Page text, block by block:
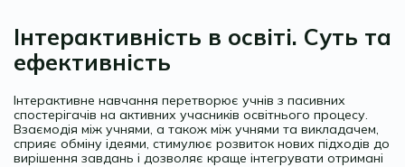
Інтерактивність в освіті. Суть та
ефективність
Інтерактивне навчання перетворює учнів з пасивних
спостерігачів на активних учасників освітнього процесу.
Взаємодія між учнями, а також між учнями та викладачем,
сприяє обміну ідеями, стимулює розвиток нових підходів до
вирішення завдань і дозволяє краще інтегрувати отримані